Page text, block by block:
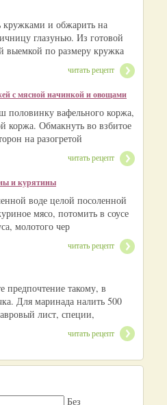
кружками и обжарить на
глазунью. Из готовой
выемкой по размеру кружка
читать рецепт
с мясной начинкой и овощами
половинку вафельного коржа,
коржа. Обмакнуть во взбитое
на разогретой
читать рецепт
и курятины
воде целой посоленной
мясо, потомить в соусе
молотого чер
читать рецепт
предпочтение такому, в
Для маринада налить 500
лист, специи,
читать рецепт
Без